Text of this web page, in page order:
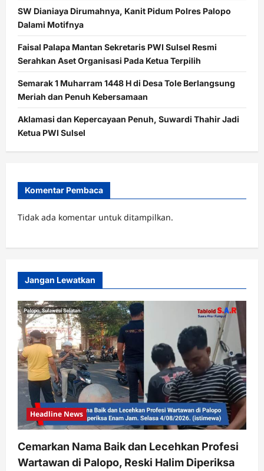
SW Dianiaya Dirumahnya, Kanit Pidum Polres Palopo
Dalami Motifnya
Faisal Palapa Mantan Sekretaris PWI Sulsel Resmi
Serahkan Aset Organisasi Pada Ketua Terpilih
Semarak 1 Muharram 1448 H di Desa Tole Berlangsung
Meriah dan Penuh Kebersamaan
Aklamasi dan Kepercayaan Penuh, Suwardi Thahir Jadi
Ketua PWI Sulsel
Komentar Pembaca
Tidak ada komentar untuk ditampilkan.
Jangan Lewatkan
Headline News
Cemarkan Nama Baik dan Lecehkan Profesi
Wartawan di Palopo, Reski Halim Diperiksa